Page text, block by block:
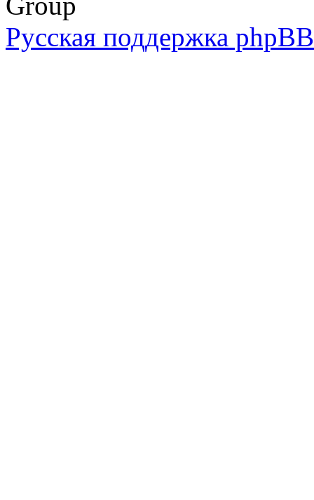
Русская поддержка phpBB